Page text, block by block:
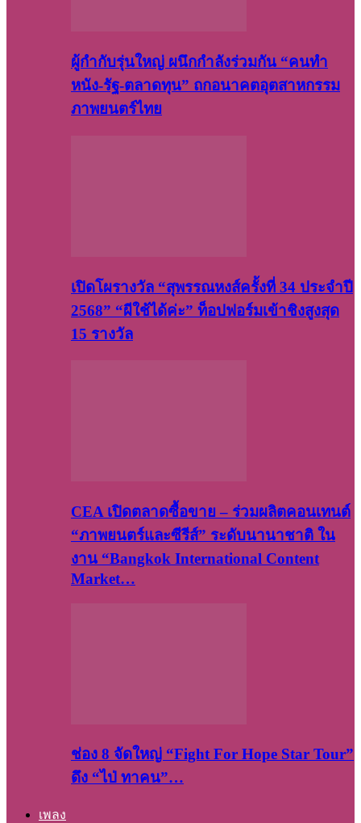
ผู้กำกับรุ่นใหญ่ ผนึกกำลังร่วมกัน “คนทำ
หนัง-รัฐ-ตลาดทุน” ถกอนาคตอุตสาหกรรม
ภาพยนตร์ไทย
เปิดโผรางวัล “สุพรรณหงส์ครั้งที่ 34 ประจำปี
2568” “ผีใช้ได้ค่ะ” ท็อปฟอร์มเข้าชิงสูงสุด
15 รางวัล
CEA เปิดตลาดซื้อขาย – ร่วมผลิตคอนเทนต์
“ภาพยนตร์และซีรีส์” ระดับนานาชาติ ใน
งาน “Bangkok International Content
Market…
ช่อง 8 จัดใหญ่ “Fight For Hope Star Tour”
ดึง “ไป่ ทาคน”…
เพลง